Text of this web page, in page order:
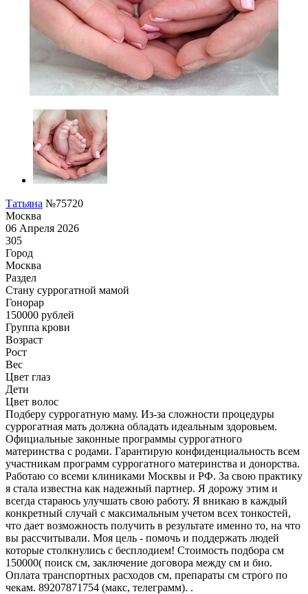
Татьяна №75720
Москва
06 Апреля 2026
305
Город
Москва
Раздел
Cтану суррогатной мамой
Гонoрар
150000 рублей
Группа крови
Возраст
Рост
Вес
Цвет глаз
Дети
Цвет волос
Подберу суррогатную маму. Из-за сложности процедуры
суррогатная мать должна обладать идеальным здоровьем.
Официальные законные программы суррогатного
материнства с родами. Гарантирую конфиденциальность всем
участникам программ суррогатного материнства и донорства.
Работаю со всеми клиниками Москвы и РФ. За свою практику
я стала известна как надежный партнер. Я дорожу этим и
всегда стараюсь улучшать свою работу. Я вникаю в каждый
конкретный случай с максимальным учетом всех тонкостей,
что дает возможность получить в результате именно то, на что
вы рассчитывали. Моя цель - помочь и поддержать людей
которые столкнулись с бесплодием! Стоимость подбора см
150000( поиск см, заключение договора между см и био.
Оплата транспортных расходов см, препараты см строго по
чекам. 89207871754 (макс, телеграмм). .